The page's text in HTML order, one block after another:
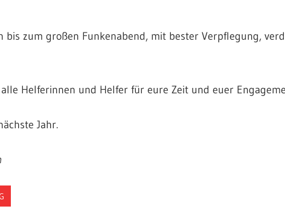
bis zum großen Funkenabend, mit bester Verpflegung,
Helferinnen und Helfer für eure Zeit und euer
Jahr.